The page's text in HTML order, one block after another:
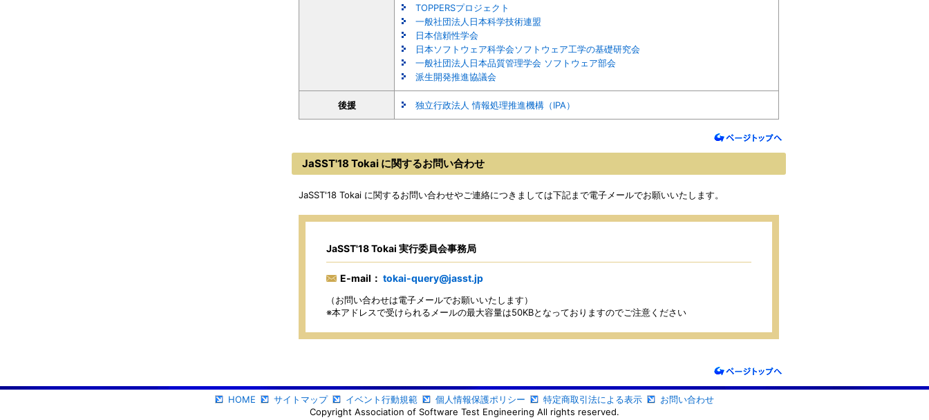
TOPPERSプロジェクト
一般社団法人日本科学技術連盟
日本信頼性学会
日本ソフトウェア科学会ソフトウェア工学の基礎研究会
一般社団法人日本品質管理学会 ソフトウェア部会
派生開発推進協議会
後援 独立行政法人 情報処理推進機構（IPA）
JaSST'18 Tokai に関するお問い合わせ
JaSST'18 Tokai に関するお問い合わせやご連絡につきましては下記まで電子メールでお願いいたします。
JaSST'18 Tokai 実行委員会事務局
E-mail： tokai-query@jasst.jp
（お問い合わせは電子メールでお願いいたします）
※本アドレスで受けられるメールの最大容量は50KBとなっておりますのでご注意ください
HOME サイトマップ イベント行動規範 個人情報保護ポリシー 特定商取引法による表示
お問い合わせ
Copyright Association of Software Test Engineering All rights reserved.